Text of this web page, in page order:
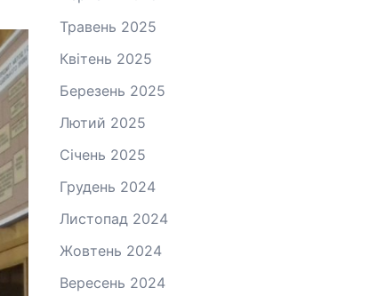
Травень 2025
Квітень 2025
Березень 2025
Лютий 2025
Січень 2025
Грудень 2024
Листопад 2024
Жовтень 2024
Вересень 2024